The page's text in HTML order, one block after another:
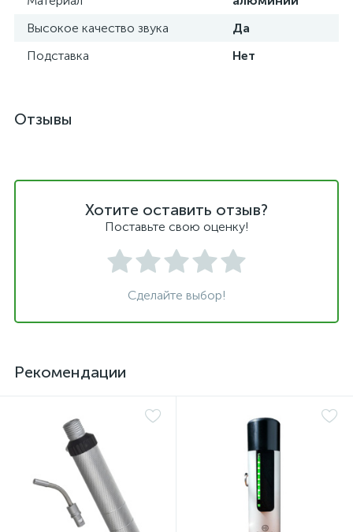
Высокое качество звука
Да
Подставка
Нет
Отзывы
Хотите оставить отзыв?
Поставьте свою оценку!
Сделайте выбор!
Рекомендации